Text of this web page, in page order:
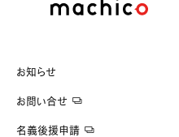
お知らせ
お問い合せ
名義後援申請